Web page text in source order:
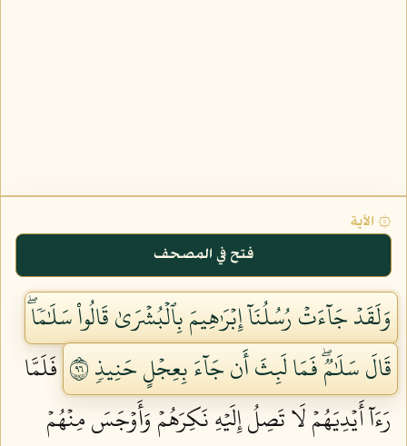
۞ الآية
فتح في المصحف
وَلَقَدۡ جَآءَتۡ رُسُلُنَآ إِبۡرَٰهِيمَ بِٱلۡبُشۡرَىٰ قَالُواْ سَلَٰمٗاۖ
قَالَ سَلَٰمٞۖ فَمَا لَبِثَ أَن جَآءَ بِعِجۡلٍ حَنِيذٖ ٦٩
فَلَمَّا
رَءَآ أَيۡدِيَهُمۡ لَا تَصِلُ إِلَيۡهِ نَكِرَهُمۡ وَأَوۡجَسَ مِنۡهُمۡ